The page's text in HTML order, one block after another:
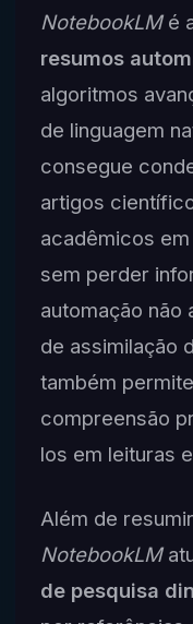
NotebookLMé
resumos
algoritmos
de linguagem
consegue
artigos
acadêmicos
sem perder
automação não
de assimilação
também
compreensão
los em leituras
Além de
NotebookLM
de pesquisa